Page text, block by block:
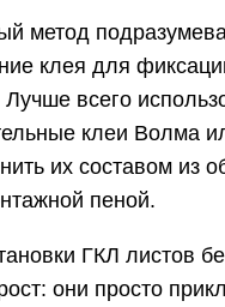
метод
клея для
Лучше всего
клеи Волма
их составом из
пеной.
ГКЛ листов
они просто